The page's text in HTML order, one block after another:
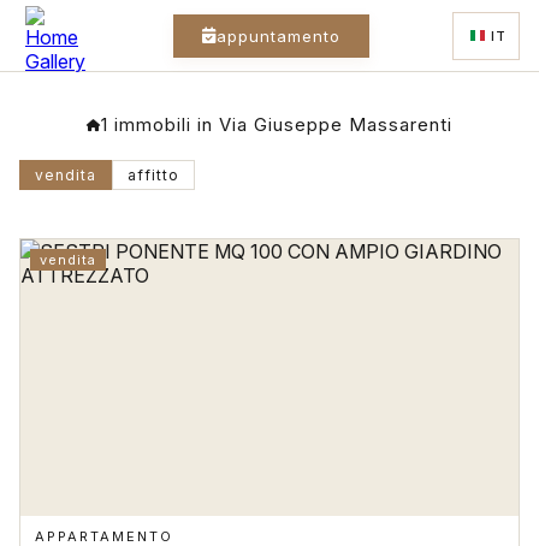
appuntamento IT
1 immobili in Via Giuseppe Massarenti
vendita affitto
vendita
APPARTAMENTO